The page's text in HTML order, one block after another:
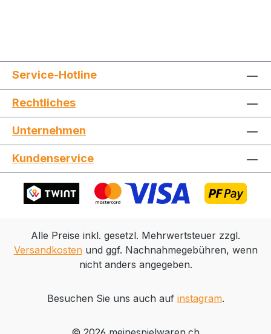
Jetzt die Website deinen Freunden zeigen
Service-Hotline
Rechtliches
Unternehmen
Kundenservice
Alle Preise inkl. gesetzl. Mehrwertsteuer zzgl.
Versandkostenund ggf. Nachnahmegebühren, wenn
nicht anders angegeben.
Besuchen Sie uns auch auf instagram.